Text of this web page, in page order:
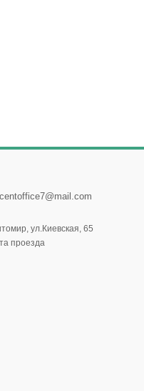
ул.Киевская, 65
проезда